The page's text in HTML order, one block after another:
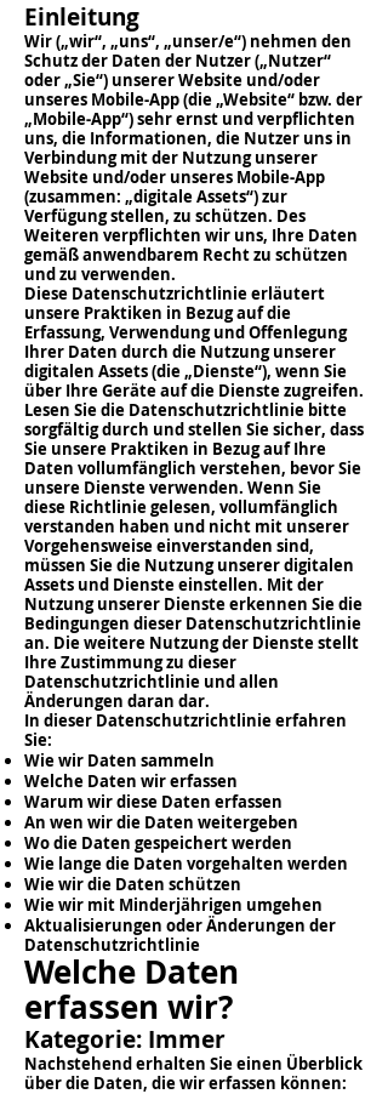
Einleitung
Wir („wir“, „uns“, „unser/e“) nehmen den
Schutz der Daten der Nutzer („Nutzer“
oder „Sie“) unserer Website und/oder
unseres Mobile-App (die „Website“ bzw. der
„Mobile-App“) sehr ernst und verpflichten
uns, die Informationen, die Nutzer uns in
Verbindung mit der Nutzung unserer
Website und/oder unseres Mobile-App
(zusammen: „digitale Assets“) zur
Verfügung stellen, zu schützen. Des
Weiteren verpflichten wir uns, Ihre Daten
gemäß anwendbarem Recht zu schützen
und zu verwenden.
Diese Datenschutzrichtlinie erläutert
unsere Praktiken in Bezug auf die
Erfassung, Verwendung und Offenlegung
Ihrer Daten durch die Nutzung unserer
digitalen Assets (die „Dienste“), wenn Sie
über Ihre Geräte auf die Dienste zugreifen.
Lesen Sie die Datenschutzrichtlinie bitte
sorgfältig durch und stellen Sie sicher, dass
Sie unsere Praktiken in Bezug auf Ihre
Daten vollumfänglich verstehen, bevor Sie
unsere Dienste verwenden. Wenn Sie
diese Richtlinie gelesen, vollumfänglich
verstanden haben und nicht mit unserer
Vorgehensweise einverstanden sind,
müssen Sie die Nutzung unserer digitalen
Assets und Dienste einstellen. Mit der
Nutzung unserer Dienste erkennen Sie die
Bedingungen dieser Datenschutzrichtlinie
an. Die weitere Nutzung der Dienste stellt
Ihre Zustimmung zu dieser
Datenschutzrichtlinie und allen
Änderungen daran dar.
In dieser Datenschutzrichtlinie erfahren
Sie:
Wie wir Daten sammeln
Welche Daten wir erfassen
Warum wir diese Daten erfassen
An wen wir die Daten weitergeben
Wo die Daten gespeichert werden
Wie lange die Daten vorgehalten werden
Wie wir die Daten schützen
Wie wir mit Minderjährigen umgehen
Aktualisierungen oder Änderungen der
Datenschutzrichtlinie
Welche Daten
erfassen wir?
Kategorie: Immer
Nachstehend erhalten Sie einen Überblick
über die Daten, die wir erfassen können: